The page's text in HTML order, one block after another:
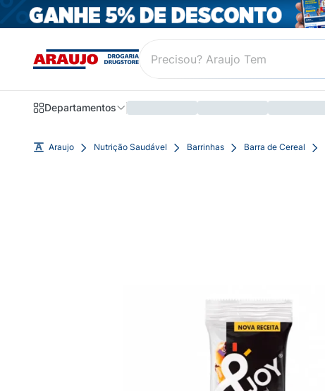
Departamentos
Araujo Nutrição Saudável Barrinhas Barra de Cereal